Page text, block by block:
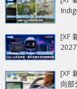
[XF
[XF
向部